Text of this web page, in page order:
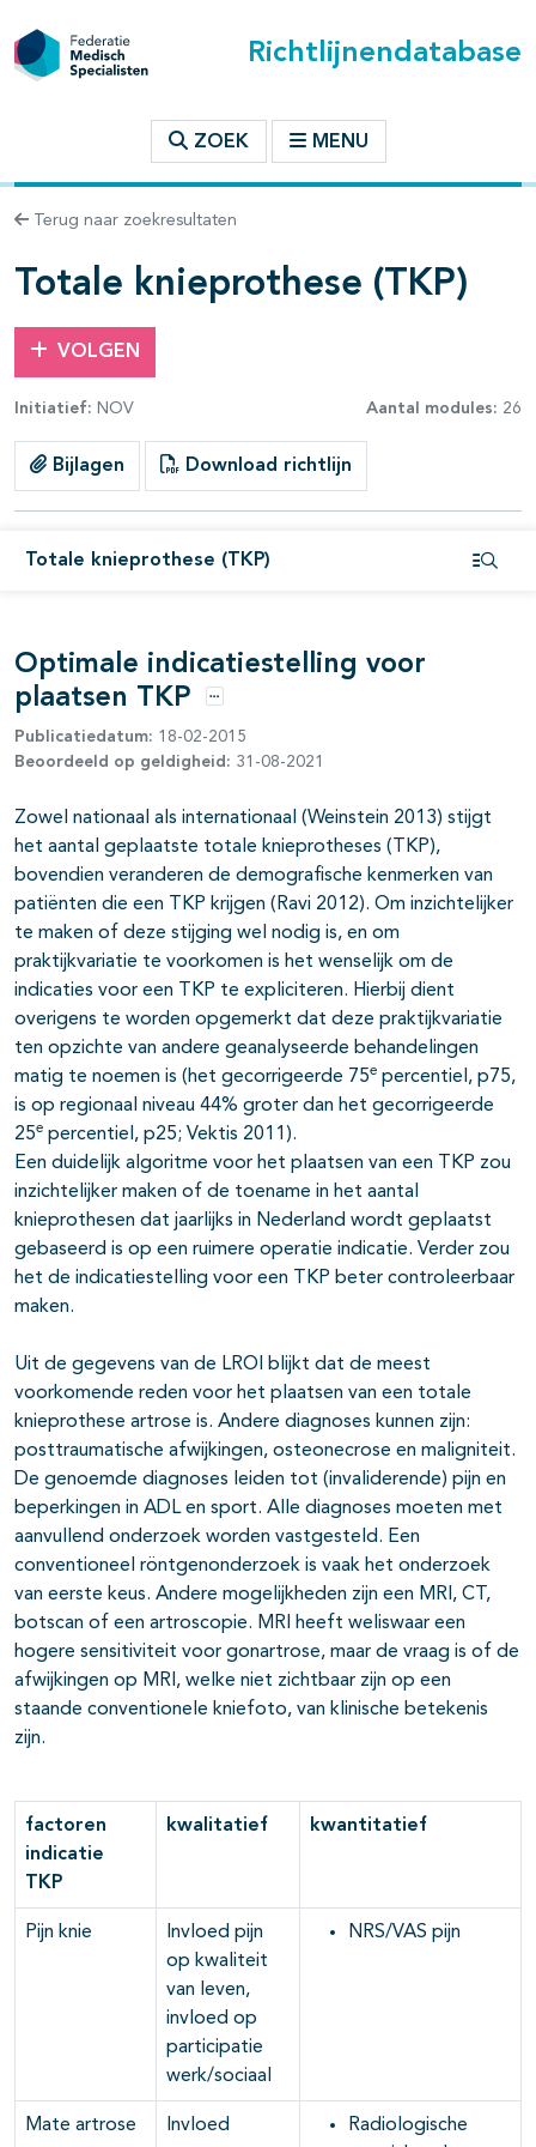
Richtlijnendatabase
ZOEK MENU
Terug naar zoekresultaten
Totale knieprothese (TKP)
VOLGEN
Initiatief: NOV Aantal modules: 26
Bijlagen Download richtlijn
Totale knieprothese (TKP)
binnen deze richtlijn
open- en dichtklappen
open- en dichtklappen
open- en dichtklappen
open- en dichtklappen
Optimale indicatiestelling voor
plaatsen TKP
Opties
Publicatiedatum: 18-02-2015
Beoordeeld op geldigheid: 31-08-2021
Zowel nationaal als internationaal (Weinstein 2013) stijgt
het aantal geplaatste totale knieprotheses (TKP),
bovendien veranderen de demografische kenmerken van
patiënten die een TKP krijgen (Ravi 2012). Om inzichtelijker
te maken of deze stijging wel nodig is, en om
praktijkvariatie te voorkomen is het wenselijk om de
indicaties voor een TKP te expliciteren. Hierbij dient
overigens te worden opgemerkt dat deze praktijkvariatie
ten opzichte van andere geanalyseerde behandelingen
matig te noemen is (het gecorrigeerde 75e percentiel, p75,
is op regionaal niveau 44% groter dan het gecorrigeerde
25e percentiel, p25; Vektis 2011).
Een duidelijk algoritme voor het plaatsen van een TKP zou
inzichtelijker maken of de toename in het aantal
knieprothesen dat jaarlijks in Nederland wordt geplaatst
gebaseerd is op een ruimere operatie indicatie. Verder zou
het de indicatiestelling voor een TKP beter controleerbaar
maken.
Uit de gegevens van de LROI blijkt dat de meest
voorkomende reden voor het plaatsen van een totale
knieprothese artrose is. Andere diagnoses kunnen zijn:
posttraumatische afwijkingen, osteonecrose en maligniteit.
De genoemde diagnoses leiden tot (invaliderende) pijn en
beperkingen in ADL en sport. Alle diagnoses moeten met
aanvullend onderzoek worden vastgesteld. Een
conventioneel röntgenonderzoek is vaak het onderzoek
van eerste keus. Andere mogelijkheden zijn een MRI, CT,
botscan of een artroscopie. MRI heeft weliswaar een
hogere sensitiviteit voor gonartrose, maar de vraag is of de
afwijkingen op MRI, welke niet zichtbaar zijn op een
staande conventionele kniefoto, van klinische betekenis
zijn.
factoren
indicatie
TKP
kwalitatief kwantitatief
Pijn knie
Invloed pijn
op kwaliteit
van leven,
invloed op
participatie
werk/sociaal
NRS/VAS pijn
Mate artrose
Invloed
Radiologische